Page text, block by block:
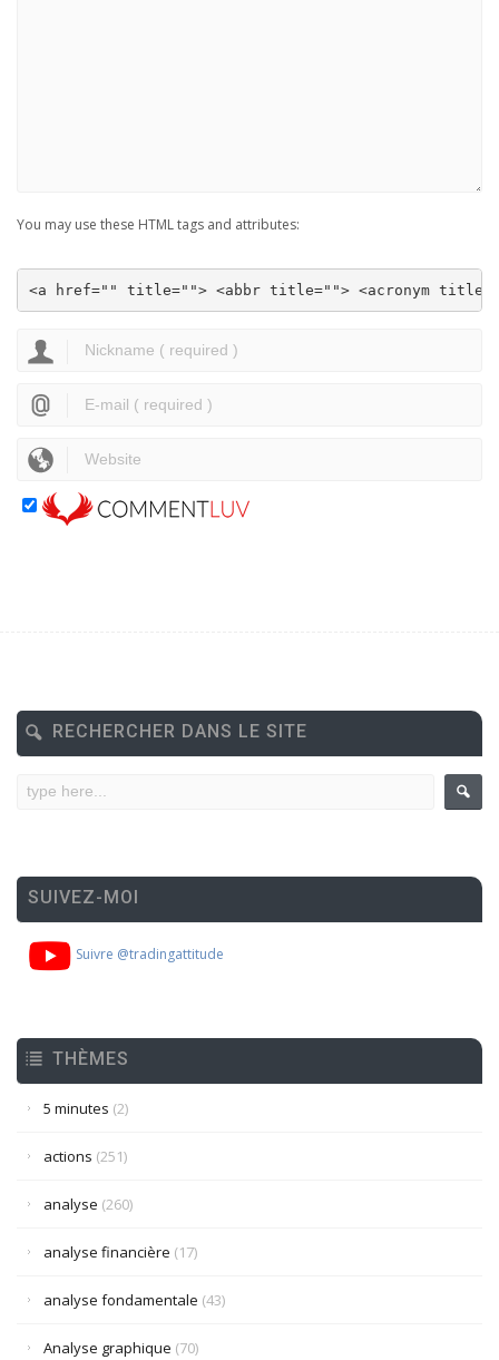
You may use these HTML tags and attributes:
<a href="" title=""> <abbr title=""> <acronym
RECHERCHER DANS LE SITE
SUIVEZ-MOI
Suivre @tradingattitude
THÈMES
5 minutes (2)
actions (251)
analyse (260)
analyse financière (17)
analyse fondamentale (43)
Analyse graphique (70)